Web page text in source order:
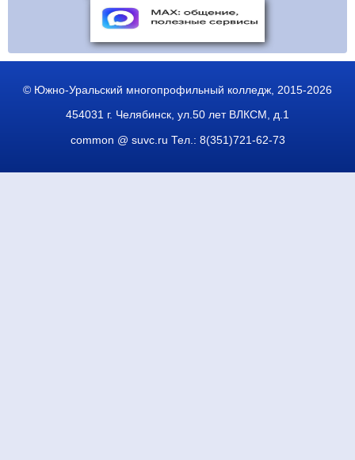
© Южно-Уральский многопрофильный колледж, 2015-2026
454031 г. Челябинск, ул.50 лет ВЛКСМ, д.1
common @ suvc.ru Тел.: 8(351)721-62-73